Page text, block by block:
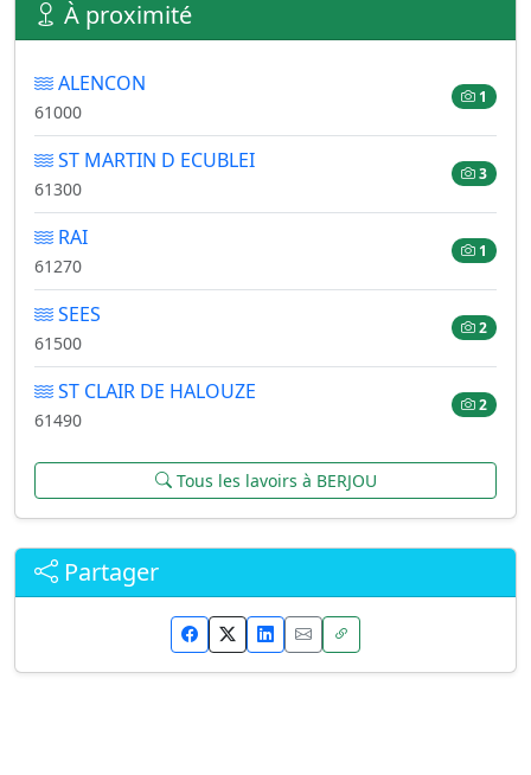
À proximité
ALENCON
61000
1
ST MARTIN D ECUBLEI
61300
3
RAI
61270
1
SEES
61500
2
ST CLAIR DE HALOUZE
61490
2
Tous les lavoirs à BERJOU
Partager